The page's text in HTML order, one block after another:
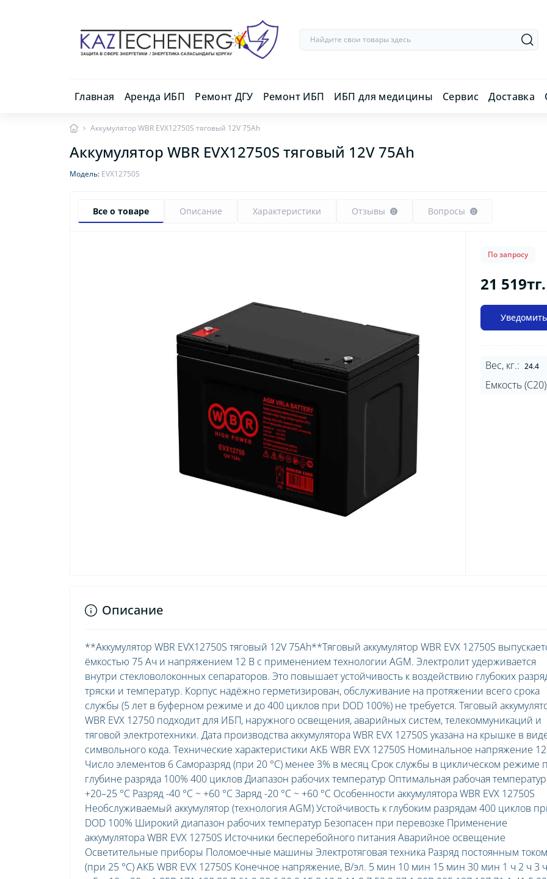
Главная Аренда ИБП Ремонт ДГУ Ремонт ИБП ИБП для медицины Сервис Доставка
Аккумулятор WBR EVX12750S тяговый 12V 75Ah
Аккумулятор WBR EVX12750S тяговый 12V 75Ah
Модель: EVX12750S
Все о товаре Описание Характеристики Отзывы 0 Вопросы 0
По запросу
21 519тг.
Вес, кг.: 24.4
Емкость
Описание
**Аккумулятор WBR EVX12750S тяговый 12V 75Ah**Тяговый аккумулятор WBR EVX 12750S
ёмкостью 75 Ач и напряжением 12 В с применением технологии AGM. Электролит удерживается
внутри стекловолоконных сепараторов. Это повышает устойчивость к воздействию глубоких
тряски и температур. Корпус надёжно герметизирован, обслуживание на протяжении всего срока
службы (5 лет в буферном режиме и до 400 циклов при DOD 100%) не требуется. Тяговый
WBR EVX 12750 подходит для ИБП, наружного освещения, аварийных систем, телекоммуникаций и
тяговой электротехники. Дата производства аккумулятора WBR EVX 12750S указана на крышке в
символьного кода. Технические характеристики АКБ WBR EVX 12750S Номинальное напряжение
Число элементов 6 Саморазряд (при 20 °С) менее 3% в месяц Срок службы в циклическом режиме
глубине разряда 100% 400 циклов Диапазон рабочих температур Оптимальная рабочая
+20–25 °С Разряд -40 °С ~ +60 °С Заряд -20 °С ~ +60 °С Особенности аккумулятора WBR EVX 12750S
Необслуживаемый аккумулятор (технология AGM) Устойчивость к глубоким разрядам 400 циклов
DOD 100% Широкий диапазон рабочих температур Безопасен при перевозке Применение
аккумулятора WBR EVX 12750S Источники бесперебойного питания Аварийное освещение
Осветительные приборы Поломоечные машины Электротяговая техника Разряд постоянным
(при 25 °С) АКБ WBR EVX 12750S Конечное напряжение, В/эл. 5 мин 10 мин 15 мин 30 мин 1 ч 2 ч 3